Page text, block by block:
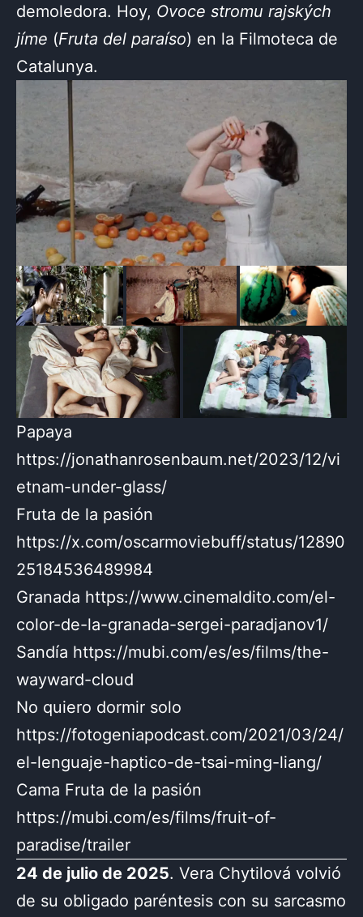
demoledora. Hoy, Ovoce stromu rajských
jíme (Fruta del paraíso) en la Filmoteca de
Catalunya.
Papaya
https://jonathanrosenbaum.net/2023/12/vi
etnam-under-glass/
Fruta de la pasión
https://x.com/oscarmoviebuff/status/12890
25184536489984
Granada https://www.cinemaldito.com/el-
color-de-la-granada-sergei-paradjanov1/
Sandía https://mubi.com/es/es/films/the-
wayward-cloud
No quiero dormir solo
https://fotogeniapodcast.com/2021/03/24/
el-lenguaje-haptico-de-tsai-ming-liang/
Cama Fruta de la pasión
https://mubi.com/es/films/fruit-of-
paradise/trailer
24 de julio de 2025. Vera Chytilová volvió
de su obligado paréntesis con su sarcasmo